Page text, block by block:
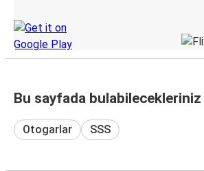
Bu sayfada bulabilecekleriniz
Otogarlar SSS